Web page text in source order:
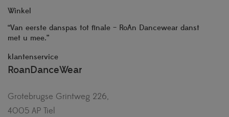
Winkel
“Van eerste danspas tot finale – RoAn Dancewear danst
met u mee.”
klantenservice
RoanDanceWear
Grotebrugse Grintweg 226,
4005 AP Tiel